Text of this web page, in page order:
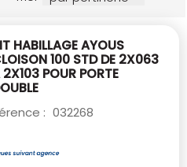
HABILLAGE AYOUS
100 STD DE 2X063
POUR PORTE
: 032268